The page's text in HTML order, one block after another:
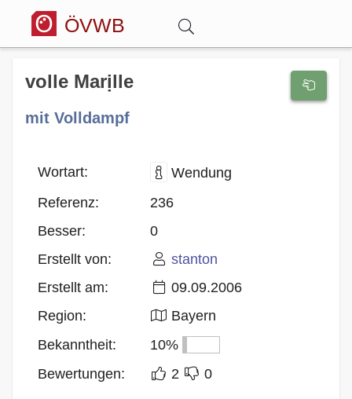
ÖVWB
Anmelden
Wörterbuch
Hitparade
Blog
volle Marịlle
mit Volldampf
Wortart:
Wendung
Referenz:
236
Besser:
0
Erstellt von:
stanton
Erstellt am:
09.09.2006
Region:
Bayern
Bekanntheit:
10%
Bewertungen:
2 0